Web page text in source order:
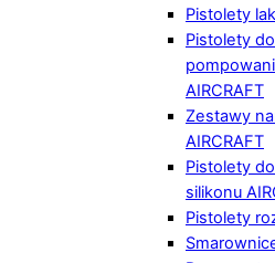
Pistolety
Pistolety
AIRCRAFT
Zestawy
AIRCRAFT
Pistolety
silikonu
Pistolety